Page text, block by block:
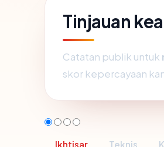
Tinjauan
Catatan publik untuk
skor kepercayaan
Ikhtisar Teknis